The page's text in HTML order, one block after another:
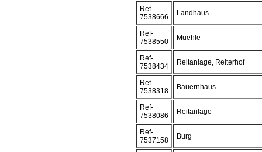
Ref-
7538666
Landhaus
Ref-
7538550
Muehle
Ref-
7538434
Reitanlage, Reiterhof
Ref-
7538318
Bauernhaus
Ref-
7538086
Reitanlage
Ref-
7537158
Burg